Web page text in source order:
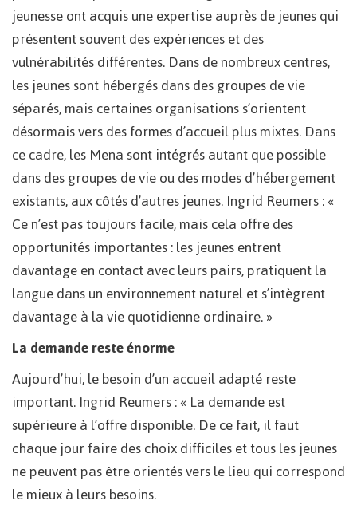
jeunesse ont acquis une expertise auprès de jeunes qui
présentent souvent des expériences et des
vulnérabilités différentes. Dans de nombreux centres,
les jeunes sont hébergés dans des groupes de vie
séparés, mais certaines organisations s’orientent
désormais vers des formes d’accueil plus mixtes. Dans
ce cadre, les Mena sont intégrés autant que possible
dans des groupes de vie ou des modes d’hébergement
existants, aux côtés d’autres jeunes. Ingrid Reumers : «
Ce n’est pas toujours facile, mais cela offre des
opportunités importantes : les jeunes entrent
davantage en contact avec leurs pairs, pratiquent la
langue dans un environnement naturel et s’intègrent
davantage à la vie quotidienne ordinaire. »
La demande reste énorme
Aujourd’hui, le besoin d’un accueil adapté reste
important. Ingrid Reumers : « La demande est
supérieure à l’offre disponible. De ce fait, il faut
chaque jour faire des choix difficiles et tous les jeunes
ne peuvent pas être orientés vers le lieu qui correspond
le mieux à leurs besoins.